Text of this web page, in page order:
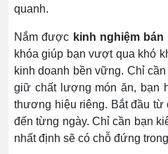
quanh.
Nắm được kinh nghiệm
khóa giúp bạn vượt qua khó
kinh doanh bền vững. Chỉ
giữ chất lượng món ăn, bạn
thương hiệu riêng. Bắt đầu từ
đến từng ngày. Chỉ cần bạn
nhất định sẽ có chỗ đứng